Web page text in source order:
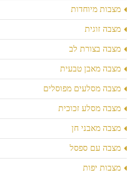
מצבות מיוחדות
מצבה זוגית
מצבה בצורת לב
מצבה מאבן טבעית
מצבה מסלעים מפוסלים
מצבה מסלע זכוכית
מצבה מאבני חן
מצבה עם ספסל
מצבות יפות